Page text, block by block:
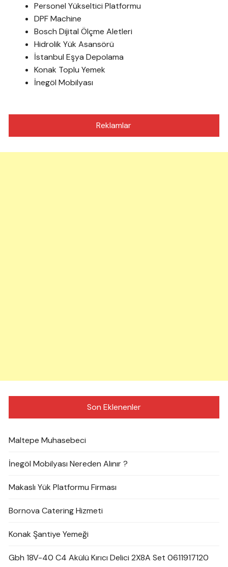
Personel Yükseltici Platformu
DPF Machine
Bosch Dijital Ölçme Aletleri
Hidrolik Yük Asansörü
İstanbul Eşya Depolama
Konak Toplu Yemek
İnegöl Mobilyası
Reklamlar
Son Eklenenler
Maltepe Muhasebeci
İnegöl Mobilyası Nereden Alınır ?
Makaslı Yük Platformu Firması
Bornova Catering Hizmeti
Konak Şantiye Yemeği
Gbh 18V-40 C4 Akülü Kırıcı Delici 2X8A Set 0611917120